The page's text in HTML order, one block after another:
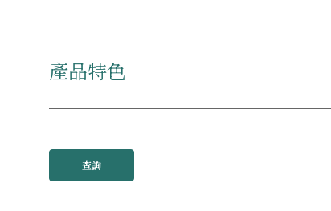
產品特色
查詢